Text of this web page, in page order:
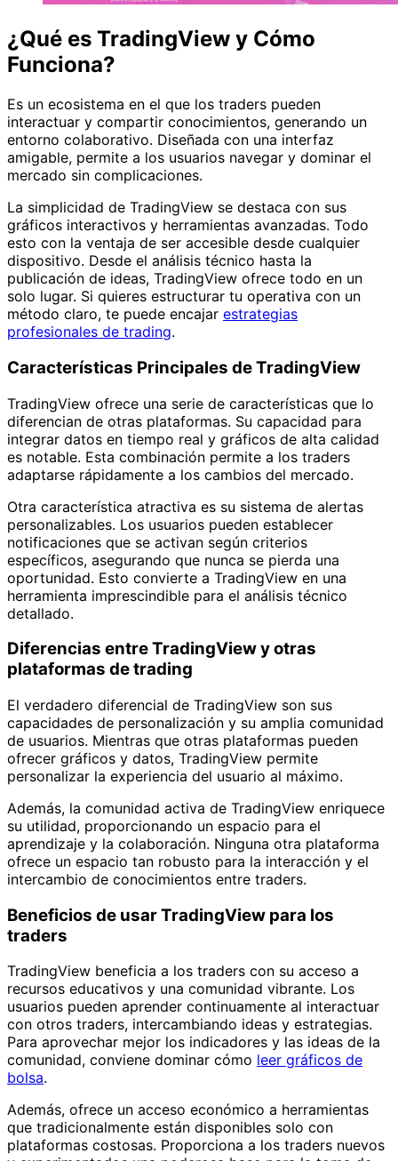
¿Qué es TradingView y Cómo
Funciona?
Es un ecosistema en el que los traders pueden
interactuar y compartir conocimientos, generando un
entorno colaborativo. Diseñada con una interfaz
amigable, permite a los usuarios navegar y dominar el
mercado sin complicaciones.
La simplicidad de TradingView se destaca con sus
gráficos interactivos y herramientas avanzadas. Todo
esto con la ventaja de ser accesible desde cualquier
dispositivo. Desde el análisis técnico hasta la
publicación de ideas, TradingView ofrece todo en un
solo lugar. Si quieres estructurar tu operativa con un
método claro, te puede encajar estrategias
profesionales de trading.
Características Principales de TradingView
TradingView ofrece una serie de características que lo
diferencian de otras plataformas. Su capacidad para
integrar datos en tiempo real y gráficos de alta calidad
es notable. Esta combinación permite a los traders
adaptarse rápidamente a los cambios del mercado.
Otra característica atractiva es su sistema de alertas
personalizables. Los usuarios pueden establecer
notificaciones que se activan según criterios
específicos, asegurando que nunca se pierda una
oportunidad. Esto convierte a TradingView en una
herramienta imprescindible para el análisis técnico
detallado.
Diferencias entre TradingView y otras
plataformas de trading
El verdadero diferencial de TradingView son sus
capacidades de personalización y su amplia comunidad
de usuarios. Mientras que otras plataformas pueden
ofrecer gráficos y datos, TradingView permite
personalizar la experiencia del usuario al máximo.
Además, la comunidad activa de TradingView enriquece
su utilidad, proporcionando un espacio para el
aprendizaje y la colaboración. Ninguna otra plataforma
ofrece un espacio tan robusto para la interacción y el
intercambio de conocimientos entre traders.
Beneficios de usar TradingView para los
traders
TradingView beneficia a los traders con su acceso a
recursos educativos y una comunidad vibrante. Los
usuarios pueden aprender continuamente al interactuar
con otros traders, intercambiando ideas y estrategias.
Para aprovechar mejor los indicadores y las ideas de la
comunidad, conviene dominar cómo leer gráficos de
bolsa.
Además, ofrece un acceso económico a herramientas
que tradicionalmente están disponibles solo con
plataformas costosas. Proporciona a los traders nuevos